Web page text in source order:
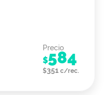
Precio
$584
$351 c/rec.